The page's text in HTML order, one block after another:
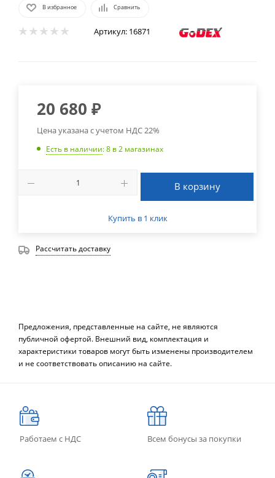
В избранное Сравнить
Артикул: 16871
20 680 ₽
Цена указана с учетом НДС 22%
Есть в наличии: 8 в 2 магазинах
В корзину
Купить в 1 клик
Рассчитать доставку
Предложения, представленные на сайте, не являются
публичной офертой. Внешний вид, комплектация и
характеристики товаров могут быть изменены производителем
и не соответствовать описанию на сайте.
Работаем с НДС Всем бонусы за покупки